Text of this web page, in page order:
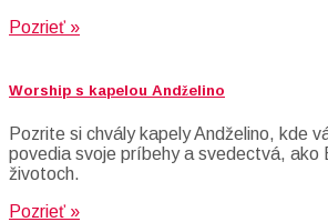
Pozrieť »
Worship s kapelou Andželino
Pozrite si chvály kapely Andželino, kde
povedia svoje príbehy a svedectvá, ako
životoch.
Pozrieť »